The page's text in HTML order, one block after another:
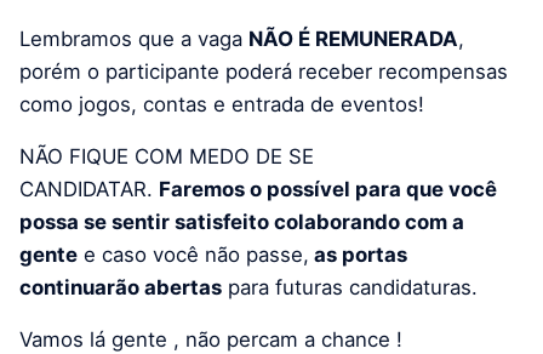
Lembramos que a vaga NÃO É REMUNERADA,
porém o participante poderá receber recompensas
como jogos, contas e entrada de eventos!
NÃO FIQUE COM MEDO DE SE
CANDIDATAR. Faremos o possível para que você
possa se sentir satisfeito colaborando com a
gente e caso você não passe, as portas
continuarão abertas para futuras candidaturas.
Vamos lá gente , não percam a chance !